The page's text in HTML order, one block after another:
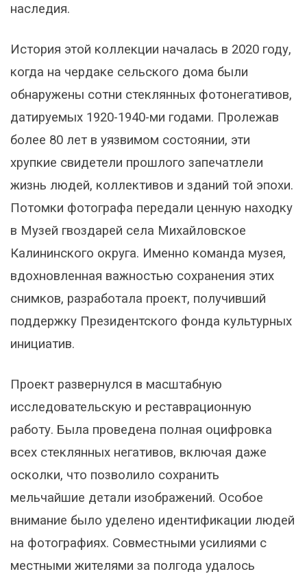
наследия.
История этой коллекции началась в 2020 году,
когда на чердаке сельского дома были
обнаружены сотни стеклянных фотонегативов,
датируемых 1920-1940-ми годами. Пролежав
более 80 лет в уязвимом состоянии, эти
хрупкие свидетели прошлого запечатлели
жизнь людей, коллективов и зданий той эпохи.
Потомки фотографа передали ценную находку
в Музей гвоздарей села Михайловское
Калининского округа. Именно команда музея,
вдохновленная важностью сохранения этих
снимков, разработала проект, получивший
поддержку Президентского фонда культурных
инициатив.
Проект развернулся в масштабную
исследовательскую и реставрационную
работу. Была проведена полная оцифровка
всех стеклянных негативов, включая даже
осколки, что позволило сохранить
мельчайшие детали изображений. Особое
внимание было уделено идентификации людей
на фотографиях. Совместными усилиями с
местными жителями за полгода удалось